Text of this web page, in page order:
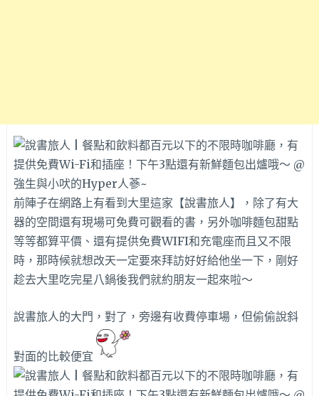
前陣子在網路上有看到大里這家【說書旅人】，除了有大
器的空間還有現場可免費可觀看的書，另外咖啡麵包甜點
等等都算平價、還有提供免費WIFI和充電座而且又不限
時，那時候就想改天一定要來拜訪好好給他坐一下，剛好
趁去大里吃完星八鍋後我們就約朋友一起來啦～
說書旅人的大門，對了，旁邊有收費停車場，但偷偷說斜
對面的比較便宜